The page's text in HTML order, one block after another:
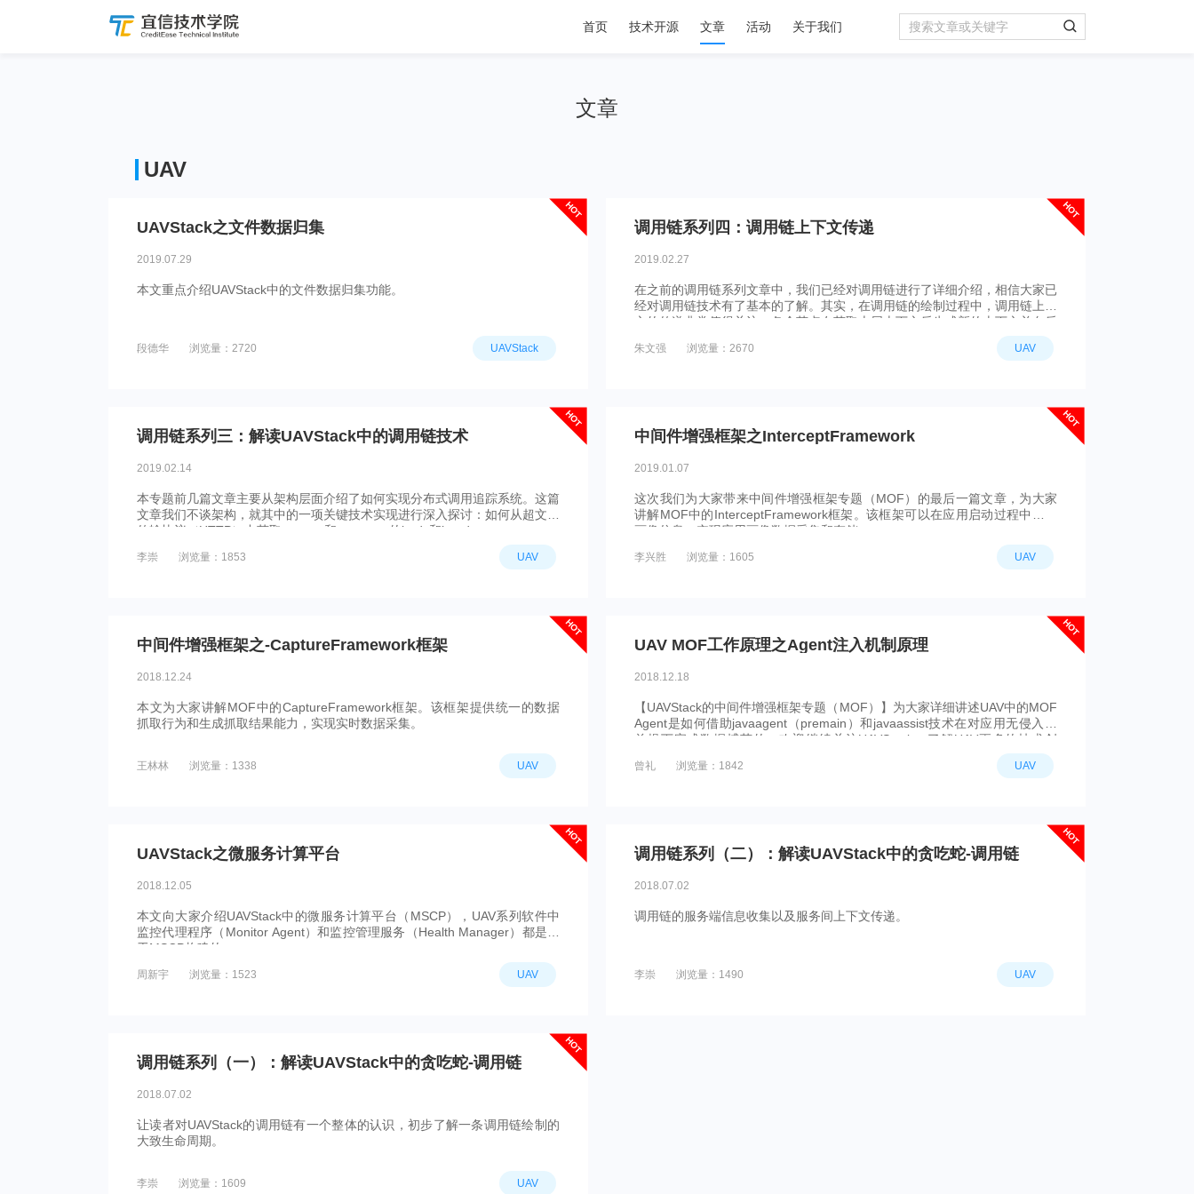
首页 技术开源 文章 活动 关于我们
文章
UAV
UAVStack之文件数据归集
HOT
2019.07.29
本文重点介绍UAVStack中的文件数据归集功能。
段德华 浏览量：2720 UAVStack
调用链系列四：调用链上下文传递
HOT
2019.02.27
在之前的调用链系列文章中，我们已经对调用链进行了详细介绍，相信大家已
经对调用链技术有了基本的了解。其实，在调用链的绘制过程中，调用链上下
文的传递非常值得关注。各个节点在获取上层上下文后生成新的上下文并向后
传递。在传递过程中，上下文一旦丢失或出现异常就会导致调用链数据缺失，
甚至可能会发生断裂。本文主要讲述UAV中调用链上下文传递过程中的部分实
朱文强 浏览量：2670 UAV
调用链系列三：解读UAVStack中的调用链技术
HOT
2019.02.14
本专题前几篇文章主要从架构层面介绍了如何实现分布式调用追踪系统。这篇
文章我们不谈架构，就其中的一项关键技术实现进行深入探讨：如何从超文本
传输协议（HTTP）中获取request和response的body和header。
李崇 浏览量：1853 UAV
中间件增强框架之InterceptFramework
HOT
2019.01.07
这次我们为大家带来中间件增强框架专题（MOF）的最后一篇文章，为大家
讲解MOF中的InterceptFramework框架。该框架可以在应用启动过程中获取
画像信息，实现应用画像数据采集和存储。
李兴胜 浏览量：1605 UAV
中间件增强框架之-CaptureFramework框架
HOT
2018.12.24
本文为大家讲解MOF中的CaptureFramework框架。该框架提供统一的数据
抓取行为和生成抓取结果能力，实现实时数据采集。
王林林 浏览量：1338 UAV
UAV MOF工作原理之Agent注入机制原理
HOT
2018.12.18
【UAVStack的中间件增强框架专题（MOF）】为大家详细讲述UAV中的MOF
Agent是如何借助javaagent（premain）和javaassist技术在对应用无侵入的
前提下完成数据捕获的。欢迎继续关注UAVStack，了解UAV更多的技术创
曾礼 浏览量：1842 UAV
UAVStack之微服务计算平台
HOT
2018.12.05
本文向大家介绍UAVStack中的微服务计算平台（MSCP），UAV系列软件中
监控代理程序（Monitor Agent）和监控管理服务（Health Manager）都是基
于MSCP构建的。
周新宇 浏览量：1523 UAV
调用链系列（二）：解读UAVStack中的贪吃蛇-调用链
HOT
2018.07.02
调用链的服务端信息收集以及服务间上下文传递。
李崇 浏览量：1490 UAV
调用链系列（一）：解读UAVStack中的贪吃蛇-调用链
HOT
2018.07.02
让读者对UAVStack的调用链有一个整体的认识，初步了解一条调用链绘制的
大致生命周期。
李崇 浏览量：1609 UAV